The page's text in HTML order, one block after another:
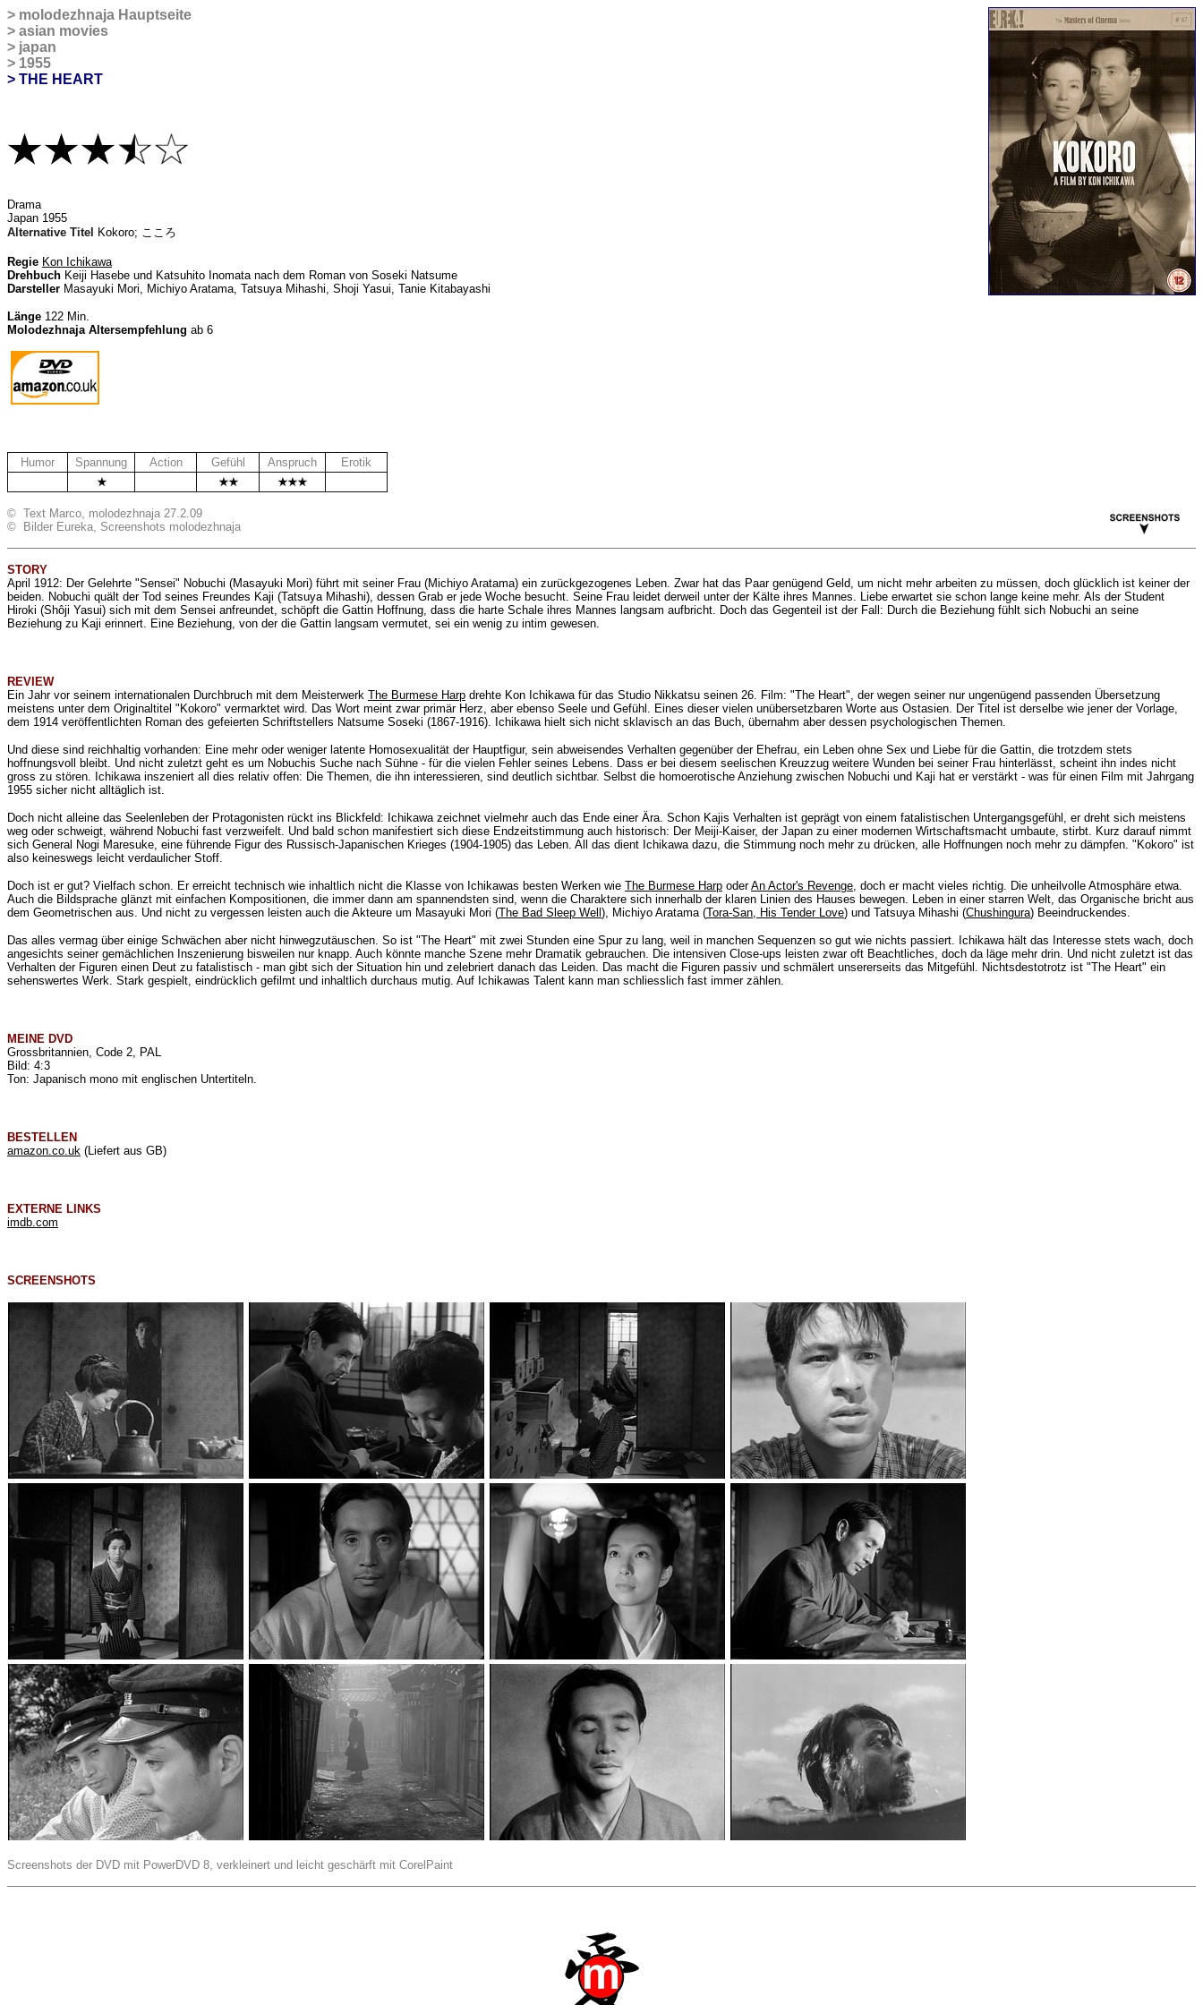
> molodezhnaja Hauptseite
> asian movies
> japan
> 1955
> THE HEART
Drama
Japan 1955
Alternative Titel
Kokoro; こころ
Regie Kon Ichikawa
Drehbuch Keiji Hasebe und Katsuhito Inomata nach dem Roman von Soseki Natsume
Darsteller Masayuki Mori, Michiyo Aratama, Tatsuya Mihashi, Shoji Yasui, Tanie Kitabayashi
Länge 122 Min.
Molodezhnaja Altersempfehlung ab 6
Humor Spannung Action Gefühl Anspruch
Erotik
© Text Marco, molodezhnaja 27.2.09
© Bilder Eureka, Screenshots molodezhnaja
STORY
April 1912: Der Gelehrte "Sensei" Nobuchi (Masayuki Mori) führt mit seiner Frau (Michiyo Aratama) ein zurückgezogenes Leben. Zwar hat das Paar genügend Geld, um nicht mehr arbeiten zu müssen, doch glücklich ist keiner der
beiden. Nobuchi quält der Tod seines Freundes Kaji (Tatsuya Mihashi), dessen Grab er jede Woche besucht. Seine Frau leidet derweil unter der Kälte ihres Mannes. Liebe erwartet sie schon lange keine mehr. Als der Student
Hiroki (Shôji Yasui) sich mit dem Sensei anfreundet, schöpft die Gattin Hoffnung, dass die harte Schale ihres Mannes langsam aufbricht. Doch das Gegenteil ist der Fall: Durch die Beziehung fühlt sich Nobuchi an seine
Beziehung zu Kaji erinnert. Eine Beziehung, von der die Gattin langsam vermutet, sei ein wenig zu intim gewesen.
REVIEW
Ein Jahr vor seinem internationalen Durchbruch mit dem Meisterwerk The Burmese Harp drehte Kon Ichikawa für das Studio Nikkatsu seinen 26. Film: "The Heart", der wegen seiner nur ungenügend passenden Übersetzung
meistens unter dem Originaltitel "Kokoro" vermarktet wird. Das Wort meint zwar primär Herz, aber ebenso Seele und Gefühl. Eines dieser vielen unübersetzbaren Worte aus Ostasien. Der Titel ist derselbe wie jener der Vorlage,
dem 1914 veröffentlichten Roman des gefeierten Schriftstellers Natsume Soseki (1867-1916). Ichikawa hielt sich nicht sklavisch an das Buch, übernahm aber dessen psychologischen Themen.
Und diese sind reichhaltig vorhanden: Eine mehr oder weniger latente Homosexualität der Hauptfigur, sein abweisendes Verhalten gegenüber der Ehefrau, ein Leben ohne Sex und Liebe für die Gattin, die trotzdem stets
hoffnungsvoll bleibt. Und nicht zuletzt geht es um Nobuchis Suche nach Sühne - für die vielen Fehler seines Lebens. Dass er bei diesem seelischen Kreuzzug weitere Wunden bei seiner Frau hinterlässt, scheint ihn indes nicht
gross zu stören. Ichikawa inszeniert all dies relativ offen: Die Themen, die ihn interessieren, sind deutlich sichtbar. Selbst die homoerotische Anziehung zwischen Nobuchi und Kaji hat er verstärkt - was für einen Film mit Jahrgang
1955 sicher nicht alltäglich ist.
Doch nicht alleine das Seelenleben der Protagonisten rückt ins Blickfeld: Ichikawa zeichnet vielmehr auch das Ende einer Ära. Schon Kajis Verhalten ist geprägt von einem fatalistischen Untergangsgefühl, er dreht sich meistens
weg oder schweigt, während Nobuchi fast verzweifelt. Und bald schon manifestiert sich diese Endzeitstimmung auch historisch: Der Meiji-Kaiser, der Japan zu einer modernen Wirtschaftsmacht umbaute, stirbt. Kurz darauf nimmt
sich General Nogi Maresuke, eine führende Figur des Russisch-Japanischen Krieges (1904-1905) das Leben. All das dient Ichikawa dazu, die Stimmung noch mehr zu drücken, alle Hoffnungen noch mehr zu dämpfen. "Kokoro" ist
also keineswegs leicht verdaulicher Stoff.
Doch ist er gut? Vielfach schon. Er erreicht technisch wie inhaltlich nicht die Klasse von Ichikawas besten Werken wie The Burmese Harp oderAn Actor's Revenge, doch er macht vieles richtig. Die unheilvolle Atmosphäre etwa.
Auch die Bildsprache glänzt mit einfachen Kompositionen, die immer dann am spannendsten sind, wenn die Charaktere sich innerhalb der klaren Linien des Hauses bewegen. Leben in einer starren Welt, das Organische bricht aus
dem Geometrischen aus. Und nicht zu vergessen leisten auch die Akteure um Masayuki Mori (The Bad Sleep Well ), Michiyo Aratama (Tora-San, His Tender Love) und Tatsuya Mihashi (Chushingura) Beeindruckendes.
Das alles vermag über einige Schwächen aber nicht hinwegzutäuschen. So ist "The Heart" mit zwei Stunden eine Spur zu lang, weil in manchen Sequenzen so gut wie nichts passiert. Ichikawa hält das Interesse stets wach, doch
angesichts seiner gemächlichen Inszenierung bisweilen nur knapp. Auch könnte manche Szene mehr Dramatik gebrauchen. Die intensiven Close-ups leisten zwar oft Beachtliches, doch da läge mehr drin. Und nicht zuletzt ist das
Verhalten der Figuren einen Deut zu fatalistisch - man gibt sich der Situation hin und zelebriert danach das Leiden. Das macht die Figuren passiv und schmälert unsererseits das Mitgefühl. Nichtsdestotrotz ist "The Heart" ein
sehenswertes Werk. Stark gespielt, eindrücklich gefilmt und inhaltlich durchaus mutig. Auf Ichikawas Talent kann man schliesslich fast immer zählen.
MEINE DVD
Grossbritannien, Code 2, PAL
Bild: 4:3
Ton: Japanisch mono mit englischen Untertiteln.
BESTELLEN
amazon.co.uk (Liefert aus GB)
EXTERNE LINKS
imdb.com
SCREENSHOTS
Screenshots der DVD mit PowerDVD 8, verkleinert und leicht geschärft mit CorelPaint